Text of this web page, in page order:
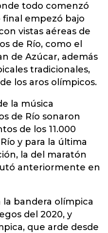
todo comenzó
final empezó bajo
vistas aéreas de
de Río, como el
de Azúcar, además
tradicionales,
los aros olímpicos.
la música
de Río sonaron
de los 11.000
y para la última
la del maratón
anteriormente en
bandera olímpica
del 2020, y
que arde desde